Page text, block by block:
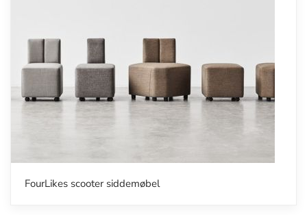
FourLikes scooter siddemøbel